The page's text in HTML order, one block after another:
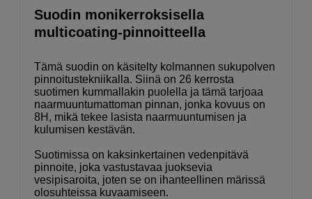
Suodin monikerroksisella
multicoating-pinnoitteella
Tämä suodin on käsitelty kolmannen sukupolven
pinnoitustekniikalla. Siinä on 26 kerrosta
suotimen kummallakin puolella ja tämä tarjoaa
naarmuuntumattoman pinnan, jonka kovuus on
8H, mikä tekee lasista naarmuuntumisen ja
kulumisen kestävän.
Suotimissa on kaksinkertainen vedenpitävä
pinnoite, joka vastustavaa juoksevia
vesipisaroita, joten se on ihanteellinen märissä
olosuhteissa kuvaamiseen.